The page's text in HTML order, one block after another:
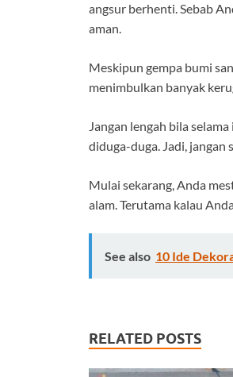
angsur berhenti. Sebab
aman.
Meskipun gempa bumi
menimbulkan banyak
Jangan lengah bila
diduga-duga. Jadi, jangan
Mulai sekarang, Anda
alam. Terutama kalau
See also 10 Ide
RELATED POSTS